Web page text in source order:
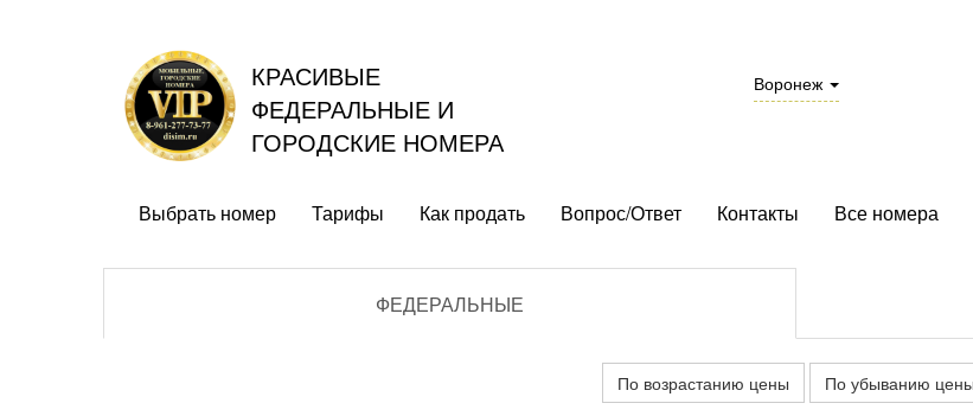
КРАСИВЫЕ
ФЕДЕРАЛЬНЫЕ И
ГОРОДСКИЕ НОМЕРА
Воронеж
Выбрать номер Тарифы Как продать Вопрос/Ответ Контакты Все номера
ФЕДЕРАЛЬНЫЕ
По возрастанию цены По убыванию цены